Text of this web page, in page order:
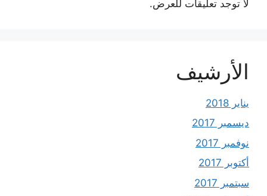
لا توجد تعليقات للعرض.
الأرشيف
يناير 2018
ديسمبر 2017
نوفمبر 2017
أكتوبر 2017
سبتمبر 2017